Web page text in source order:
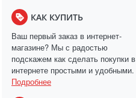
КАК КУПИТЬ
Ваш первый заказ в интернет-
магазине? Мы с радостью
подскажем как сделать покупки в
интернете простыми и удобными.
Подробнее